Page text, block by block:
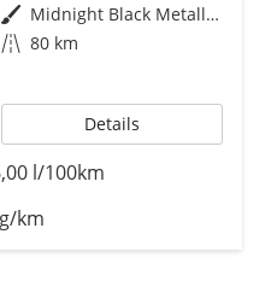
Außenfarbe
Midnight Black Metallic (0E)
Kilometerstand 80 km
Details
l/100km
km